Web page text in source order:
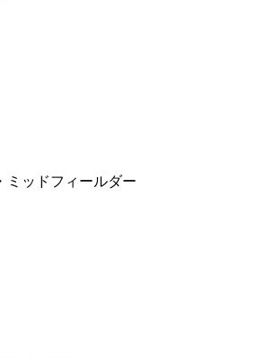
ミッドフィールダー